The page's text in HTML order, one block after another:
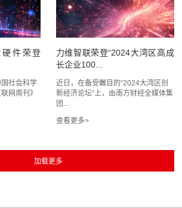
件荣登
社会科学
网周刊》
力维智联荣登“2024大湾区高成
长企业100...
近日，在备受瞩目的“2024大湾区创
新经济论坛”上，由南方财经全媒体集
团...